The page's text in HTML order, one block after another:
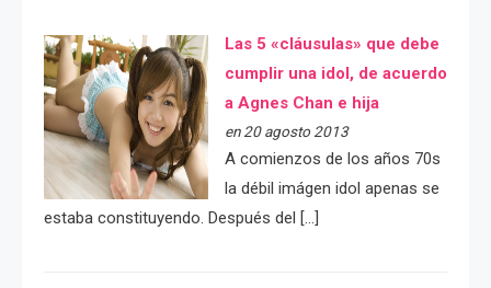
Las 5 «cláusulas» que debe
cumplir una idol, de acuerdo
a Agnes Chan e hija
en 20 agosto 2013
A comienzos de los años 70s
la débil imágen idol apenas se
estaba constituyendo. Después del […]